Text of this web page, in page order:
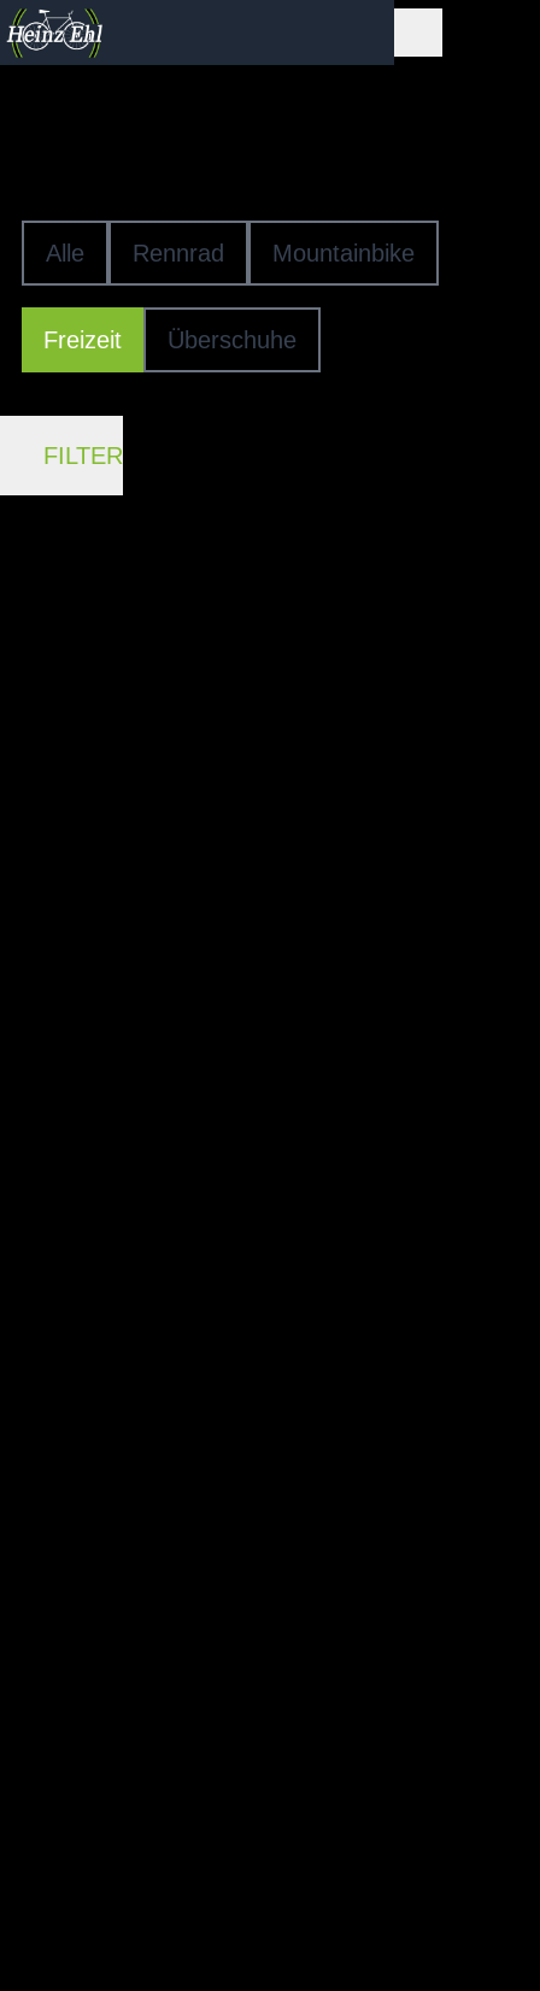
Alle Rennrad Mountainbike
Freizeit Überschuhe
FILTER